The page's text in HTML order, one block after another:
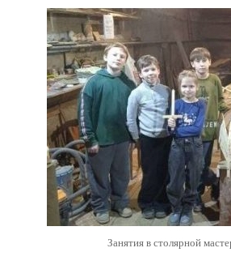
Занятия в столярной